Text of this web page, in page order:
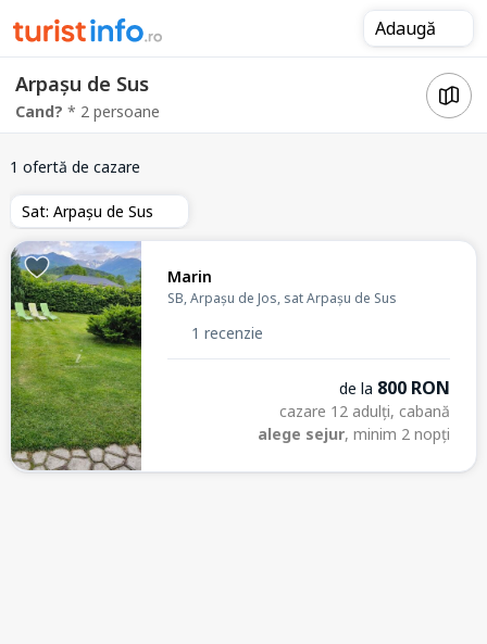
Adaugă
Arpașu de Sus
Cand? * 2 persoane
1 ofertă de cazare
Sat: Arpașu de Sus
Marin
SB, Arpașu de Jos, sat Arpașu de Sus
1 recenzie
de la 800 RON
cazare 12 adulți, cabană
alege sejur, minim 2 nopți